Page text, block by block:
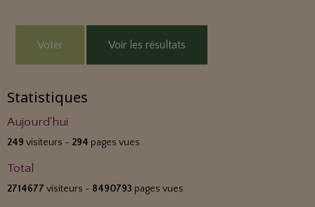
Voter Voir les résultats
Statistiques
Aujourd'hui
249 visiteurs - 294 pages vues
Total
2714677 visiteurs - 8490793 pages vues